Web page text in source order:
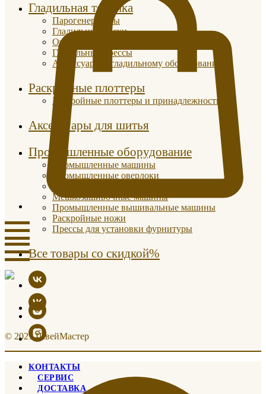
Гладильная техника
Парогенераторы
Гладильные доски
Отпариватели
Гладильные прессы
Аксессуары к гладильному оборудованию
Раскройные плоттеры
Раскройные плоттеры и принадлежности
Аксессуары для шитья
Промышленные оборудование
Промышленные машины
Промышленные оверлоки
Мешкозашивочные машины
Промышленные вышивальные машины
Раскройные ножи
Прессы для установки фурнитуры
Все товары со скидкой%
© 2021 ШвейМастер
КОНТАКТЫ
СЕРВИС
ДОСТАВКА